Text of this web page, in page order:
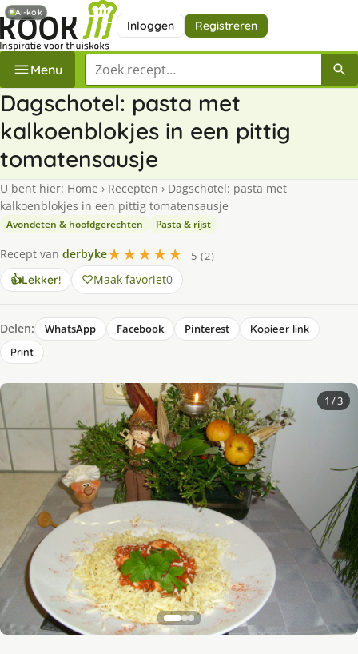
Inloggen Registreren
Menu Zoek een recept
Dagschotel: pasta met
kalkoenblokjes in een pittig
tomatensausje
U bent hier: Home › Recepten › Dagschotel: pasta met
kalkoenblokjes in een pittig tomatensausje
Avondeten & hoofdgerechten Pasta & rijst
Recept van derbyke★★★★★
5 (2)
👍Lekker! Maak favoriet0
Delen: WhatsApp Facebook Pinterest
Kopieer link
Print
1 / 3
AI-kok